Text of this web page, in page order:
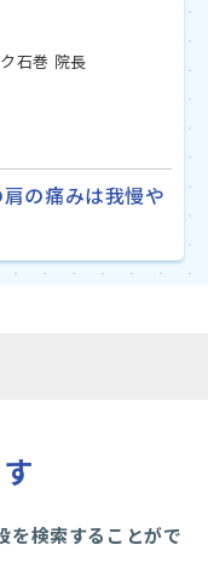
石巻 院長
の痛みは我慢や
を検索することがで